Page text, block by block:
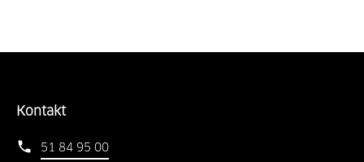
Kontakt
51 84 95 00